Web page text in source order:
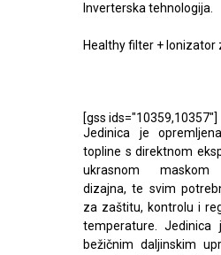
Inverterska tehnologija.
Healthy filter + Ionizator
[gss ids="10359,10357"]
Jedinica je
topline s direktnom
ukrasnom maskom
dizajna, te svim
za zaštitu, kontrolu i
temperature. Jedinica
bežičnim daljinskim